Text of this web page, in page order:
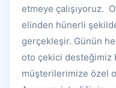
etmeye çalışıyoruz.
elinden hünerli şekilde
gerçekleşir. Günün
oto çekici desteğimiz
müşterilerimize özel